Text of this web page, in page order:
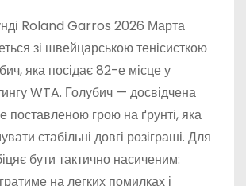
Roland Garros 2026 Марта
зі швейцарською тенісисткою
яка посідає 82-е місце у
WTA. Голубич — досвідчена
поставленою грою на ґрунті, яка
стабільні довгі розіграші. Для
бути тактично насиченим:
на легких помилках і